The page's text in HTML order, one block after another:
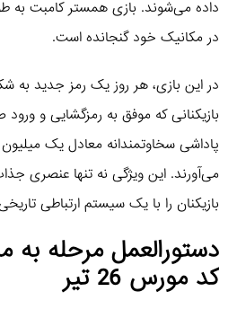
داده می‌شوند. بازی همستر کامبت به
در مکانیک خود گنجانده است.
در این بازی، هر روز یک رمز جدید به
بازیکنانی که موفق به رمزگشایی و
پاداشی سخاوتمندانه معادل یک
می‌آورند. این ویژگی نه تنها عنصری
بازیکنان را با یک سیستم ارتباطی
دستورالعمل مرحله به
کد مورس 26 تیر